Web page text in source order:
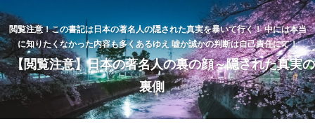
閲覧注意！この書記は日本の著名人の隠された真実を暴いて行く！ 中には本当
に知りたくなかった内容も多くあるゆえ 嘘か誠かの判断は自己責任にて！
【閲覧注意】日本の著名人の裏の顔～隠された真実の
裏側